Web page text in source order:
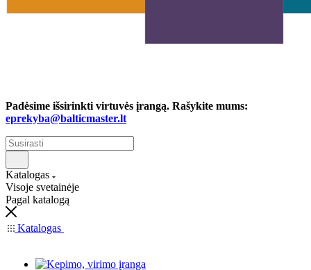
Padėsime išsirinkti virtuvės įrangą. Rašykite mums:
eprekyba@balticmaster.lt
Katalogas
Visoje svetainėje
Pagal katalogą
Katalogas